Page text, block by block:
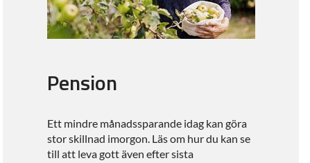
Pension
Ett mindre månadssparande idag kan göra
stor skillnad imorgon. Läs om hur du kan se
till att leva gott även efter sista